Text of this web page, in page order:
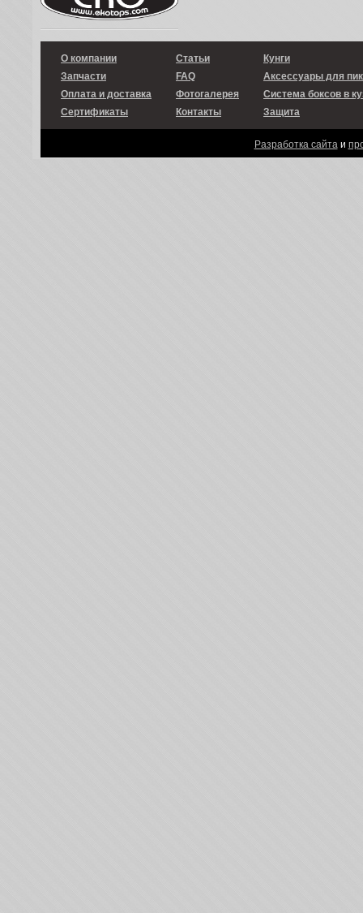
О компании
Запчасти
Оплата и доставка
Сертификаты
Статьи
FAQ
Фотогалерея
Контакты
Кунги
Аксессуары для
Система боксов в
Защита
Разработка сайтаи